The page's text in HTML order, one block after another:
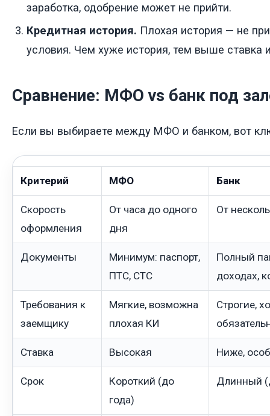
заработка, одобрение может не прийти.
Кредитная история. Плохая история — не
условия. Чем хуже история, тем выше ставка
Сравнение: МФО vs банк под
Если вы выбираете между МФО и банком, вот
Критерий МФО Банк
Скорость
оформления
От часа до одного
дня
От
Документы
Минимум: паспорт,
ПТС, СТС
Полный
доходах,
Требования к
заемщику
Мягкие, возможна
плохая КИ
Строгие,
Ставка Высокая Ниже,
Срок
Короткий (до
года)
Длинный